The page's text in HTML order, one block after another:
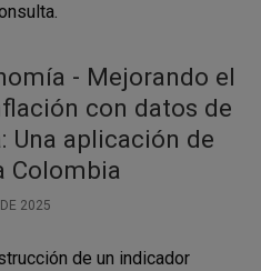
- Mejorando el
con datos de
Una aplicación de
Colombia
2025
de un indicador